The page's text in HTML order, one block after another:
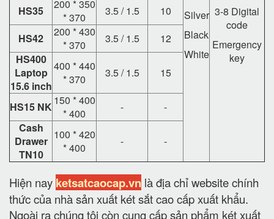
Silver
Black
White
3-8 Digital
code
Emergency
key
HS35
200 * 350
* 370
3.5 / 1.5
10
HS42
200 * 430
* 370
3.5 / 1.5
12
HS400
Laptop
15.6 inch
400 * 440
* 370
3.5 / 1.5 15
HS15 NK 150 * 400
* 400
-
-
Cash
Drawer
TN10
100 * 420
* 400
- -
Hiện nay ketsatcaocap.vn là địa chỉ website chính
thức của nhà sản xuất két sắt cao cấp xuất khẩu.
Ngoài ra chúng tôi còn cung cấp sản phẩm két xuất